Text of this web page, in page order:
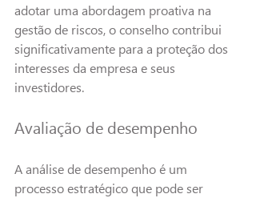
adotar uma abordagem proativa na
gestão de riscos, o conselho contribui
significativamente para a proteção dos
interesses da empresa e seus
investidores.
Avaliação de desempenho
A análise de desempenho é um
processo estratégico que pode ser